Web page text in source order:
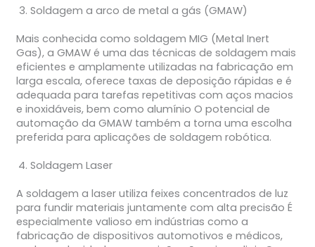
Soldagem a arco de metal a gás (GMAW)
Mais conhecida como soldagem MIG (Metal Inert
Gas), a GMAW é uma das técnicas de soldagem mais
eficientes e amplamente utilizadas na fabricação em
larga escala, oferece taxas de deposição rápidas e é
adequada para tarefas repetitivas com aços macios
e inoxidáveis, bem como alumínio O potencial de
automação da GMAW também a torna uma escolha
preferida para aplicações de soldagem robótica.
Soldagem Laser
A soldagem a laser utiliza feixes concentrados de luz
para fundir materiais juntamente com alta precisão É
especialmente valioso em indústrias como a
fabricação de dispositivos automotivos e médicos,